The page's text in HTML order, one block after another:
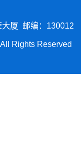
大厦 邮编：130012
Rights Reserved